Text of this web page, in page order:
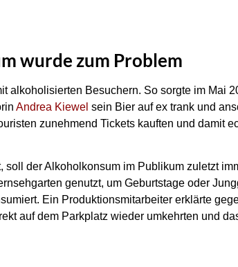
wurde zum Problem
alkoholisierten Besuchern. So sorgte im Mai
Andrea Kiewel sein Bier auf ex trank und
zunehmend Tickets kauften und damit
der Alkoholkonsum im Publikum zuletzt
genutzt, um Geburtstage oder
Ein Produktionsmitarbeiter erklärte
auf dem Parkplatz wieder umkehrten und